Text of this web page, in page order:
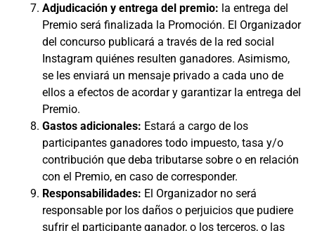
Adjudicación y entrega del premio: la entrega del
Premio será finalizada la Promoción. El Organizador
del concurso publicará a través de la red social
Instagram quiénes resulten ganadores. Asimismo,
se les enviará un mensaje privado a cada uno de
ellos a efectos de acordar y garantizar la entrega del
Premio.
Gastos adicionales: Estará a cargo de los
participantes ganadores todo impuesto, tasa y/o
contribución que deba tributarse sobre o en relación
con el Premio, en caso de corresponder.
Responsabilidades: El Organizador no será
responsable por los daños o perjuicios que pudiere
sufrir el participante ganador, o los terceros, o las